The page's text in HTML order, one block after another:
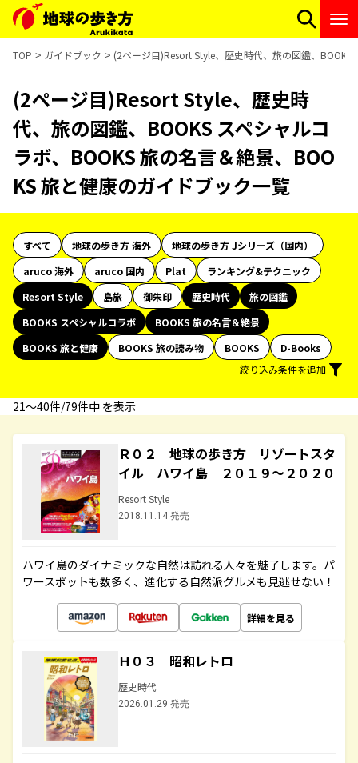
TOP ガイドブック (2ページ目)Resort Style、歴史時代、旅の図鑑、
(2ページ目)Resort Style、歴史時
代、旅の図鑑、BOOKS スペシャルコ
ラボ、BOOKS 旅の名言＆絶景、BOO
KS 旅と健康のガイドブック一覧
すべて 地球の歩き方 海外
地球の歩き方 Jシリーズ（国内）
aruco 海外
aruco 国内 Plat
ランキング&テクニック
Resort Style
島旅 御朱印 歴史時代
旅の図鑑
BOOKS スペシャルコラボ
BOOKS 旅の名言＆絶景
BOOKS 旅と健康
BOOKS 旅の読み物 BOOKS
D-Books
絞り込み条件を追加
21〜40件/79件中 を表示
Ｒ０２ 地球の歩き方 リゾートスタ
イル ハワイ島 ２０１９～２０２０
Resort Style
2018.11.14 発売
ハワイ島のダイナミックな自然は訪れる人々を魅了します。パ
ワースポットも数多く、進化する自然派グルメも見逃せない！
詳細を見る
Ｈ０３ 昭和レトロ
歴史時代
2026.01.29 発売